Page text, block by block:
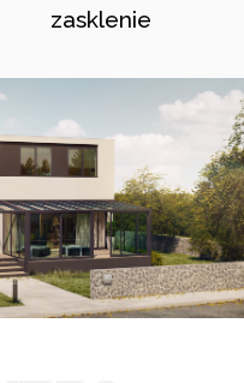
zasklenie